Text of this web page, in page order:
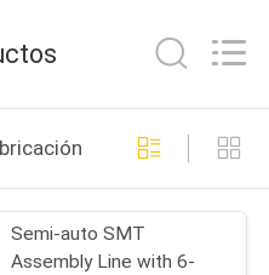
en línea
Semi-auto SMT
Assembly Line with 6-